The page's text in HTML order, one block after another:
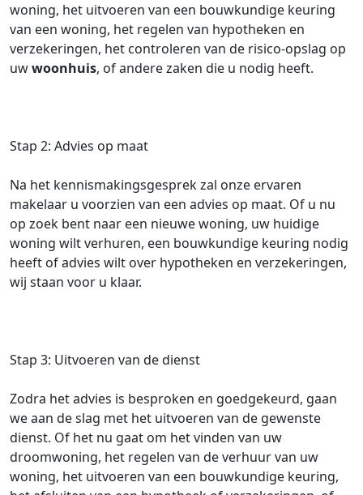
woning, het uitvoeren van een bouwkundige keuring
van een woning, het regelen van hypotheken en
verzekeringen, het controleren van de risico-opslag op
uwwoonhuis, of andere zaken die u nodig heeft.
Stap 2: Advies op maat
Na het kennismakingsgesprek zal onze ervaren
makelaar u voorzien van een advies op maat. Of u nu
op zoek bent naar een nieuwe woning, uw huidige
woning wilt verhuren, een bouwkundige keuring nodig
heeft of advies wilt over hypotheken en verzekeringen,
wij staan voor u klaar.
Stap 3: Uitvoeren van de dienst
Zodra het advies is besproken en goedgekeurd, gaan
we aan de slag met het uitvoeren van de gewenste
dienst. Of het nu gaat om het vinden van uw
droomwoning, het regelen van de verhuur van uw
woning, het uitvoeren van een bouwkundige keuring,